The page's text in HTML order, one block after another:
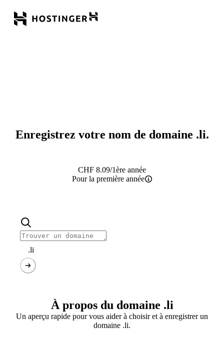
Enregistrez votre nom de domaine .li.
CHF 8.09/1ère année
Pour la première année
.li
À propos du domaine .li
Un aperçu rapide pour vous aider à choisir et à enregistrer un
domaine .li.